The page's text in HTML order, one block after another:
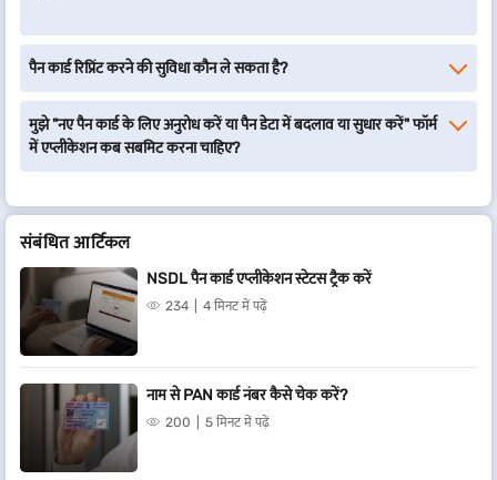
पैन कार्ड रिप्रिंट करने की सुविधा कौन ले सकता है?
मुझे "नए पैन कार्ड के लिए अनुरोध करें या पैन डेटा में बदलाव या सुधार करें" फॉर्म
में एप्लीकेशन कब सबमिट करना चाहिए?
संबंधित आर्टिकल
NSDL पैन कार्ड एप्लीकेशन स्टेटस ट्रैक करें
234 4 मिनट में पढ़ें
नाम से PAN कार्ड नंबर कैसे चेक करें?
200 5 मिनट में पढ़ें